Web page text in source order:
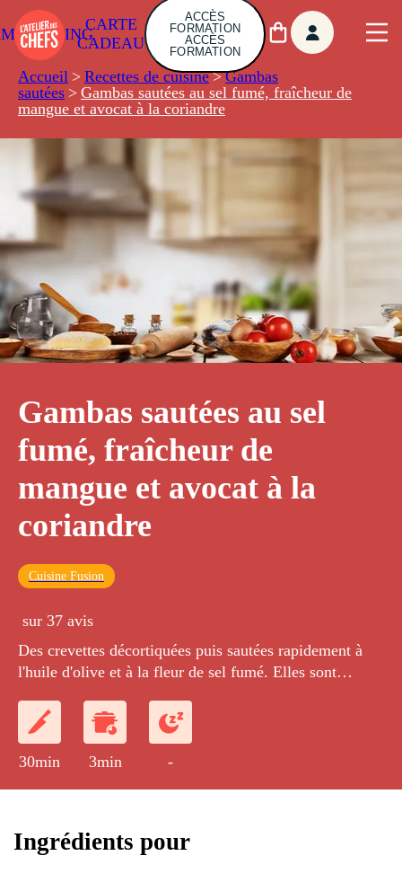
CARTE
CADEAU
ACCÈS
FORMATION
ACCÈS
FORMATION
Accueil > Recettes de cuisine > Gambas
sautées > Gambas sautées au sel fumé, fraîcheur de
mangue et avocat à la coriandre
Gambas sautées au sel
fumé, fraîcheur de
mangue et avocat à la
coriandre
Cuisine Fusion
sur 37 avis
Des crevettes décortiquées puis sautées rapidement à
l'huile d'olive et à la fleur de sel fumé. Elles sont
fruits taillés en petits dés.
30min 3min -
Ingrédients pour